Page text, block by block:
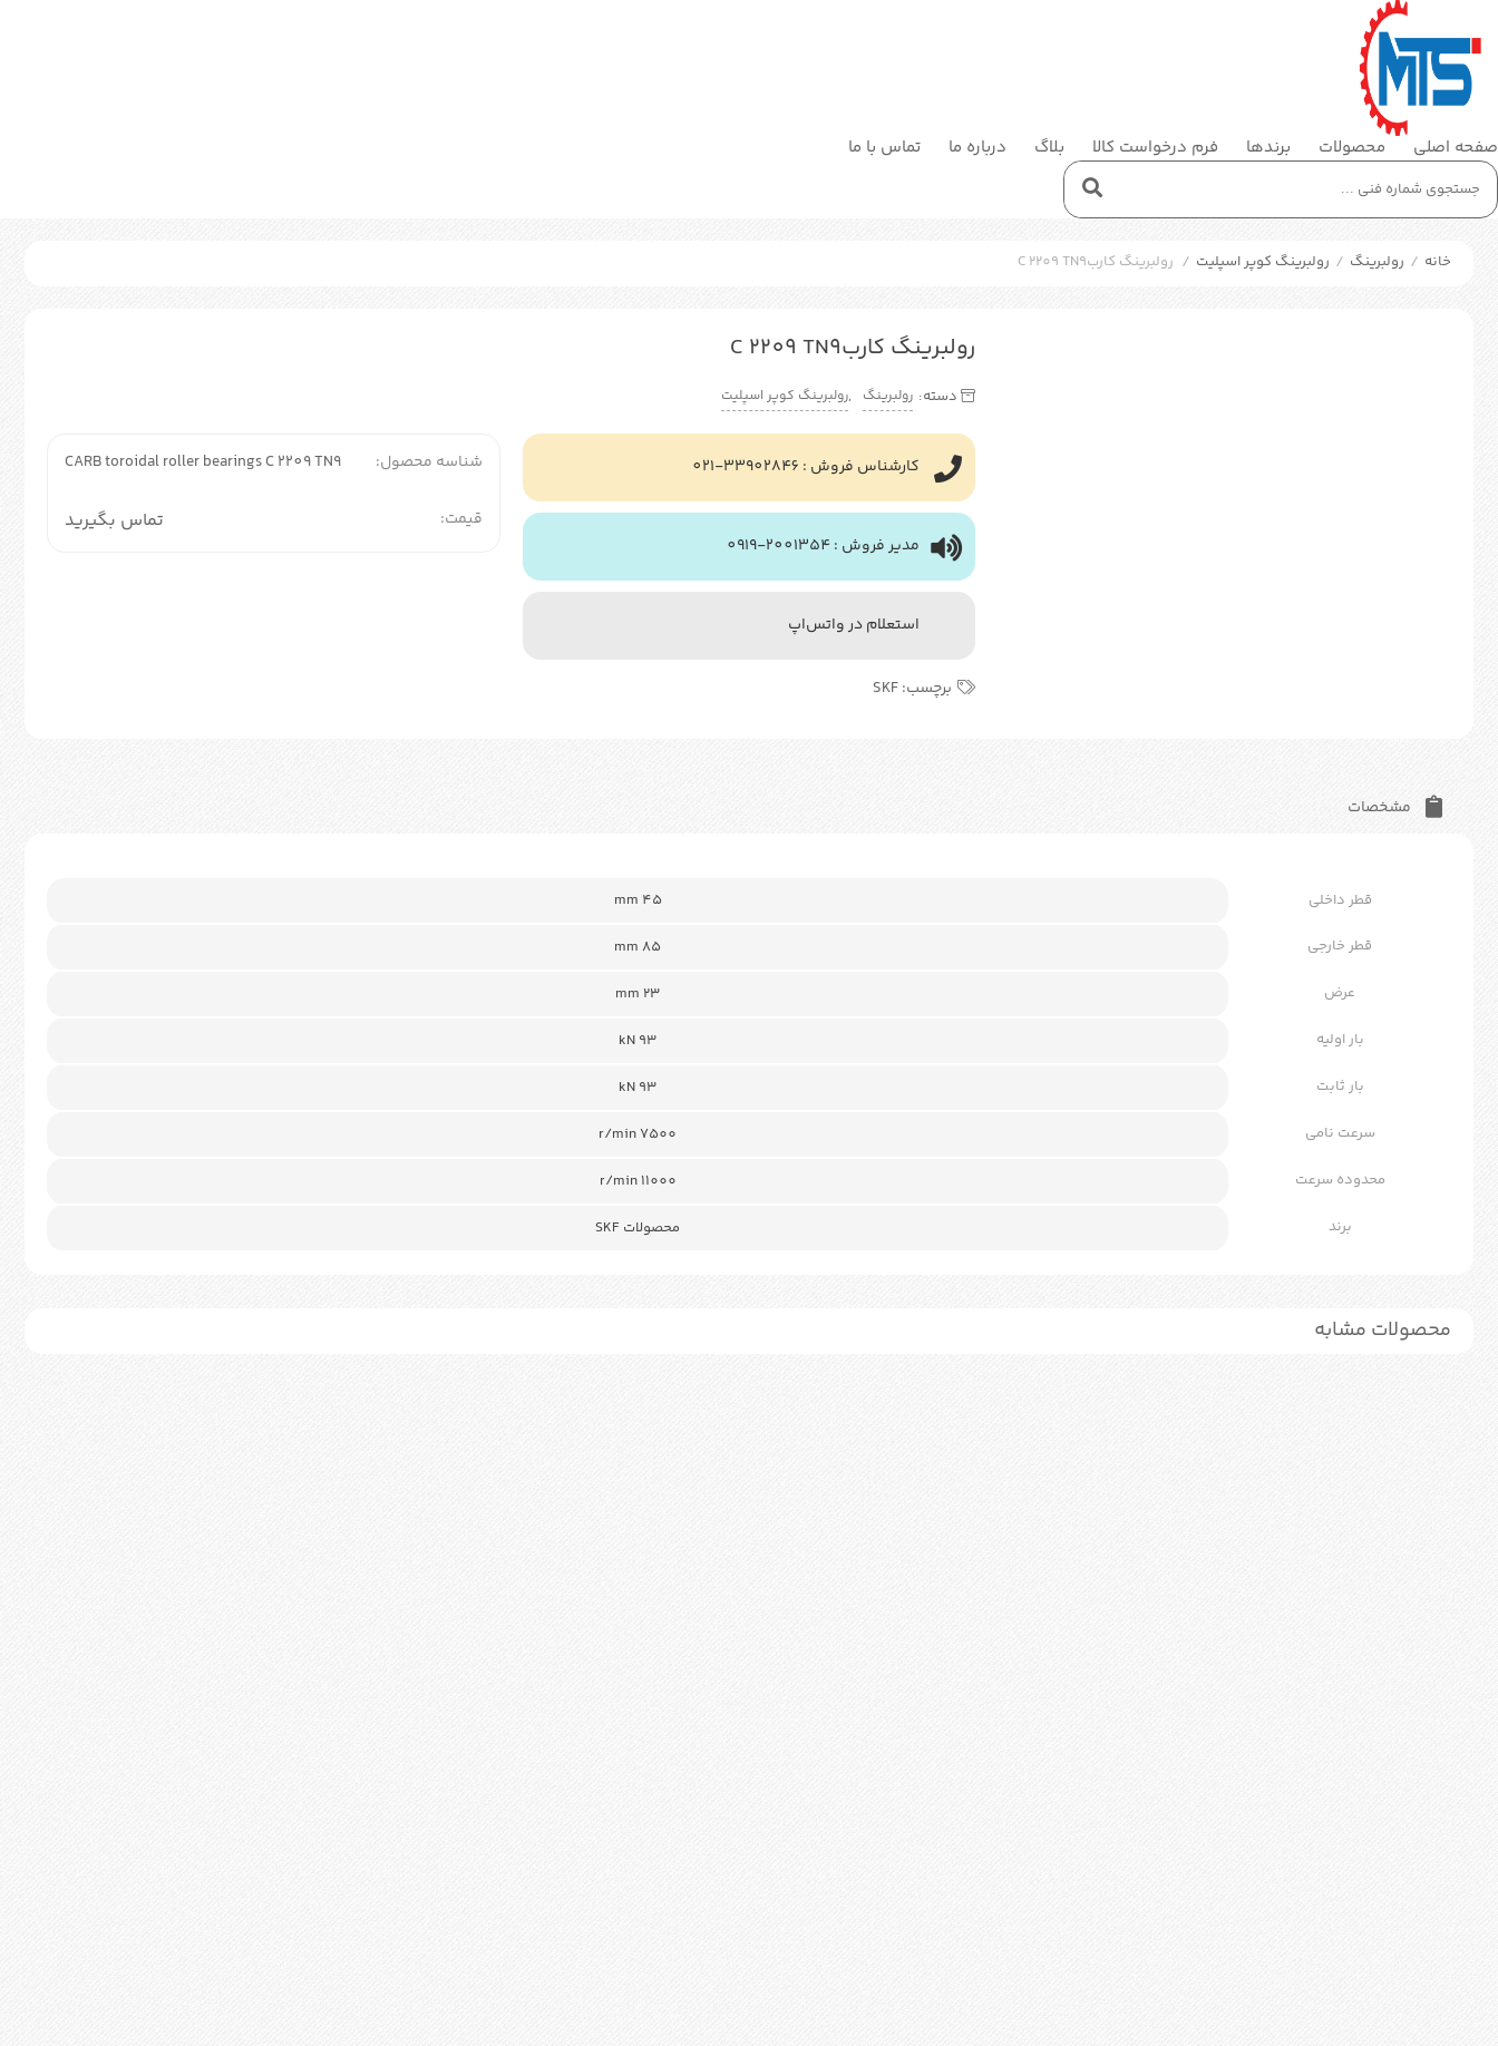
صفحه اصلی محصولات برندها فرم درخواست کالا بلاگ درباره ما تماس با ما
خانه / رولبرینگ / رولبرینگ کوپر اسپلیت / رولبرینگ کاربC 2209 TN9
رولبرینگ کاربC 2209 TN9
دسته: رولبرینگ ,رولبرینگ کوپر اسپلیت
کارشناس فروش : 33902846-021
مدیر فروش : 2001354-0919
استعلام در واتس‌اپ
برچسب:SKF
شناسه محصول: CARB toroidal roller bearings C 2209 TN9
قیمت: تماس بگیرید
مشخصات
قطر داخلی 45 mm
قطر خارجی 85 mm
عرض 23 mm
بار اولیه 93 kN
بار ثابت 93 kN
سرعت نامی r/min 7500
محدوده سرعت r/min 11000
برند محصولات SKF
محصولات مشابه